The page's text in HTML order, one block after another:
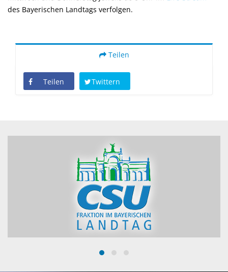
des Bayerischen Landtags verfolgen.
Teilen
Teilen Twittern